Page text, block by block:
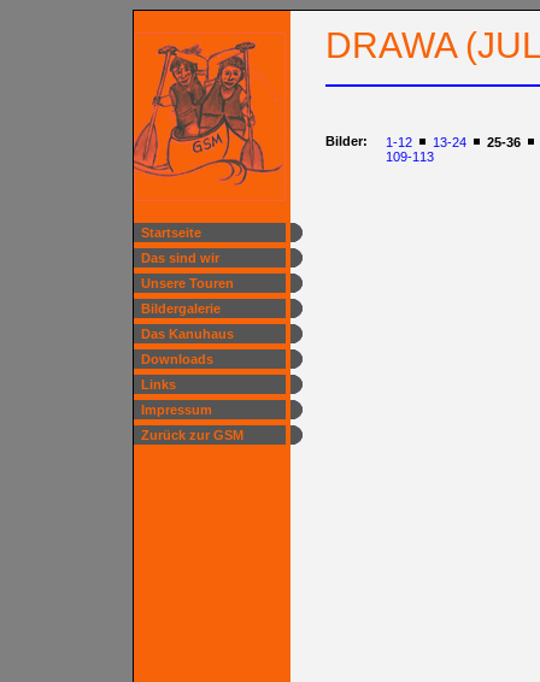
Startseite
Das sind wir
Unsere Touren
Bildergalerie
Das Kanuhaus
Downloads
Links
Impressum
Zurück zur GSM
DRAWA
Bilder: 1-12 13-24
25-36
109-113